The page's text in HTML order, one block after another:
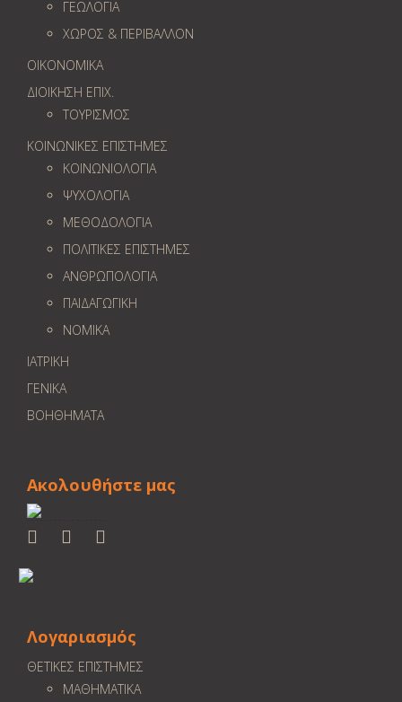
ΓΕΩΛOΓΙΑ
ΧΩΡΟΣ & ΠΕΡΙΒΑΛΛΟΝ
ΟΙΚΟΝΟΜΙΚΑ
ΔΙΟΙΚΗΣΗ ΕΠΙΧ.
ΤΟΥΡΙΣΜΟΣ
ΚΟΙΝΩΝΙΚΕΣ ΕΠΙΣΤΗΜΕΣ
ΚΟΙΝΩΝΙΟΛΟΓΙΑ
ΨΥΧΟΛΟΓΙΑ
ΜΕΘΟΔΟΛΟΓΙΑ
ΠΟΛΙΤΙΚΕΣ ΕΠΙΣΤΗΜΕΣ
ΑΝΘΡΩΠΟΛΟΓΙΑ
ΠΑΙΔΑΓΩΓΙΚΗ
ΝΟΜΙΚΑ
ΙΑΤΡΙΚΗ
ΓΕΝΙΚΑ
ΒΟΗΘΗΜΑΤΑ
Ακολουθήστε μας
Λογαριασμός
ΘΕΤΙΚΕΣ ΕΠΙΣΤΗΜΕΣ
ΜΑΘΗΜΑΤΙΚΑ